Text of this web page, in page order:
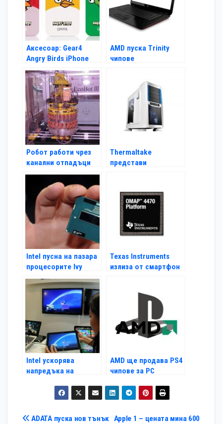
Аксесоар: Gear4
Angry Birds iPhone
Case
AMD пуска Trinity
чипове
Робот работи чрез
канални отпадъци
Thermaltake
представи
Intel пусна на пазара
процесорите Ivy
Bridge
Texas Instruments
излиза от смартфон
Intel ускорява
напредъка на
технологии
AMD ще продава PS4
чипове за PC
Apple 1 – цената мина 600
ADATA пуска нов тънък